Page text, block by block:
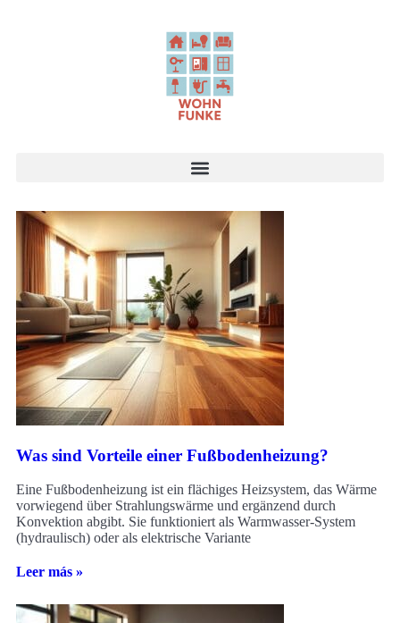
Was sind Vorteile einer Fußbodenheizung?
Eine Fußbodenheizung ist ein flächiges Heizsystem, das Wärme
vorwiegend über Strahlungswärme und ergänzend durch
Konvektion abgibt. Sie funktioniert als Warmwasser-System
(hydraulisch) oder als elektrische Variante
Leer más »